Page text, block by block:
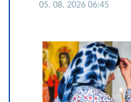
05. 08. 2026 06:45